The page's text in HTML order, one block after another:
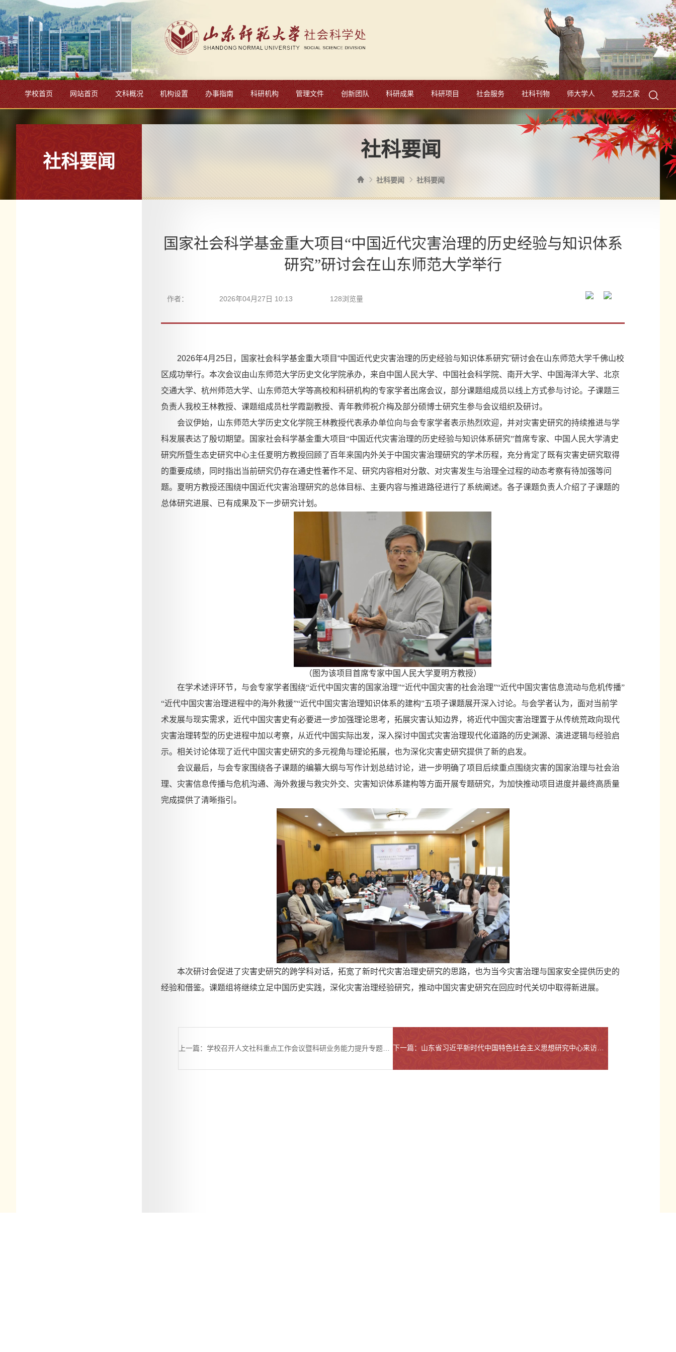
学校首页 网站首页 文科概况 机构设置 办事指南 科研机构 管理文件 创新团队 科研成果 科研项目 社会服务 社科刊物 师大学人 党员之家
社科要闻
社科要闻
社科要闻 社科要闻
国家社会科学基金重大项目“中国近代灾害治理的历史经验与知识体系
研究”研讨会在山东师范大学举行
作者： 2026年04月27日 10:13 128浏览量
2026年4月25日，国家社会科学基金重大项目“中国近代史灾害治理的历史经验与知识体系研究”研讨会在山东师范大学千佛山校
区成功举行。本次会议由山东师范大学历史文化学院承办，来自中国人民大学、中国社会科学院、南开大学、 中国海洋大学、 北京
交通大学、杭州师范大学、山东师范大学等高校和科研机构的专家学者出席会议，部分课题组成员以线上方式参与讨论。 子课题三
负责人我校王林教授、 课题组成员杜学霞副教授、青年教师祝介梅及部分硕博士研究生参与会议组织及研讨。
会议伊始，山东师范大学历史文化学院王林教授代表承办单位向与会专家学者表示热烈欢迎，并对灾害史研究的持续推进与学
科发展表达了殷切期望。国家社会科学基金重大项目“中国近代灾害治理的历史经验与知识体系研究”首席专家、中国人民大学清史
研究所暨生态史研究中心主任夏明方教授回顾了百年来国内外关于中国灾害治理研究的学术历程，充分肯定了既有灾害史研究取得
的重要成绩，同时指出当前研究仍存在通史性著作不足、研究内容相对分散、对灾害发生与治理全过程的动态考察有待加强等问
题。夏明方教授还围绕中国近代灾害治理研究的总体目标、主要内容与推进路径进行了系统阐述。各子课题负责人介绍了子课题的
总体研究进展、已有成果及下一步研究计划。
（图为该项目首席专家中国人民大学夏明方教授）
在学术述评环节，与会专家学者围绕“近代中国灾害的国家治理”“近代中国灾害的社会治理”“近代中国灾害信息流动与危机传播”
“近代中国灾害治理进程中的海外救援”“近代中国 灾害治理知识体系的建构”五项子课题展开深入讨论。与会学者认为，面对当前学
术发展与现实需求， 近代中国灾害史有必要进一步加强理论思考，拓展灾害认知边界，将近代中国灾害治理置于从传统荒政向现代
灾害治理转型的历史进程中加以考察，从近代中国实际出发，深入探讨中国式灾害治理现代化道路的历史渊源、演进逻辑与经验启
示。相关讨论体现了近代中国 灾害史研究的多元视角与理论拓展，也为深化灾害史研究提供了新的启发。
会议最后，与会专家围绕各子课题的编纂大纲与写作计划总结讨论，进一步明确了项目后续重点围绕灾害的 国家治理与社会治
理、 灾害信息传播与危机沟通、海外救援与救灾外交、 灾害知识体系建构等方面开展专题研究，为加快推动项目进度并最终高质量
完成提供了清晰指引。
本次研讨会促进了灾害史研究的跨学科对话， 拓宽了新时代灾害治理史研究的思路， 也为当今灾害治理与国家安全提供历史的
经验和借鉴。课题组将继续立足中国历史实践，深化灾害治理经验研究，推动中国灾害史研究在回应时代关切中取得新进展。
上一篇：学校召开人文社科重点工作会议暨科研业务能力提升专题培训会